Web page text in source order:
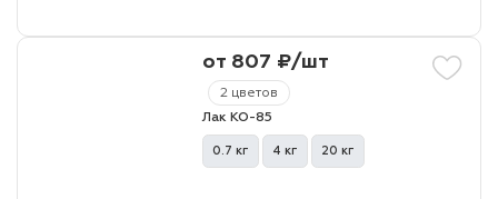
2 цветов
от 807 ₽/шт
Лак КО-85
0.7 кг 4 кг 20 кг